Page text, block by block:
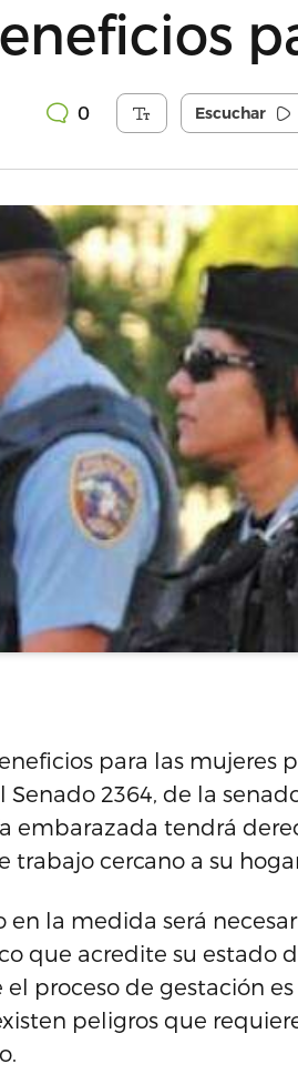
0 Escuchar
para las mujeres
2364, de la
embarazada tendrá
trabajo cercano a su
en la medida será
que acredite su estado
proceso de gestación
peligros que